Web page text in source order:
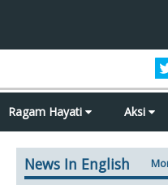
Ragam Hayati Aksi
News In English